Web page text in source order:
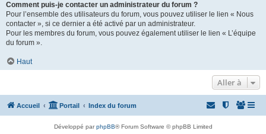
Comment puis-je contacter un administrateur du forum ?
Pour l’ensemble des utilisateurs du forum, vous pouvez utiliser le lien « Nous
contacter », si ce dernier a été activé par un administrateur.
Pour les membres du forum, vous pouvez également utiliser le lien « L’équipe
du forum ».
Haut
Aller à
Accueil Portail Index du forum
Développé parphpBB® Forum Software © phpBB Limited